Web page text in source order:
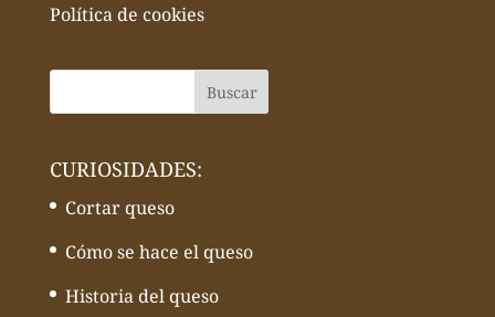
Política de cookies
CURIOSIDADES:
Cortar queso
Cómo se hace el queso
Historia del queso